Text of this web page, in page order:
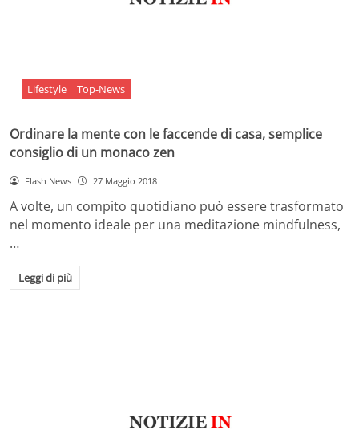
Lifestyle Top-News
Ordinare la mente con le faccende di casa, semplice
consiglio di un monaco zen
Flash News 27 Maggio 2018
A volte, un compito quotidiano può essere trasformato
nel momento ideale per una meditazione mindfulness,
…
Leggi di più